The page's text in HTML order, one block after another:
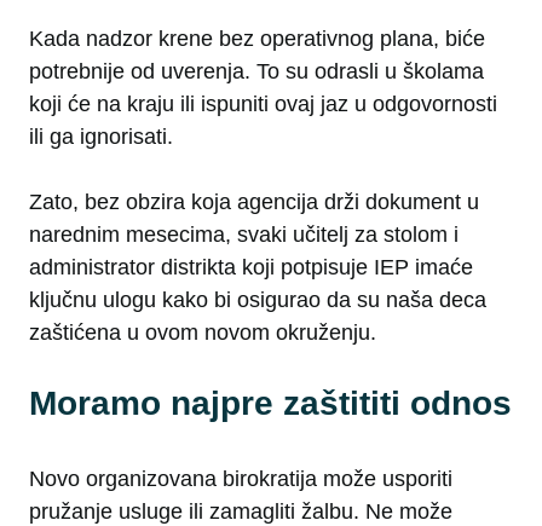
Kada nadzor krene bez operativnog plana, biće
potrebnije od uverenja. To su odrasli u školama
koji će na kraju ili ispuniti ovaj jaz u odgovornosti
ili ga ignorisati.
Zato, bez obzira koja agencija drži dokument u
narednim mesecima, svaki učitelj za stolom i
administrator distrikta koji potpisuje IEP imaće
ključnu ulogu kako bi osigurao da su naša deca
zaštićena u ovom novom okruženju.
Moramo najpre zaštititi odnos
Novo organizovana birokratija može usporiti
pružanje usluge ili zamagliti žalbu. Ne može